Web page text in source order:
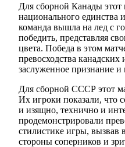
Для сборной Канады этот
национального единства
команда вышла на лед с
победить, представляя
цвета. Победа в этом
превосходства
заслуженное признание и
Для сборной СССР этот
Их игроки показали, что
и изящно, технично и
продемонстрировали
стилистике игры, вызвав
стороны соперников и